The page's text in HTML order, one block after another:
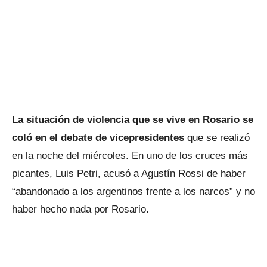
La situación de violencia que se vive en Rosario se
coló en el debate de vicepresidentes que se realizó
en la noche del miércoles. En uno de los cruces más
picantes, Luis Petri, acusó a Agustín Rossi de haber
“abandonado a los argentinos frente a los narcos” y no
haber hecho nada por Rosario.